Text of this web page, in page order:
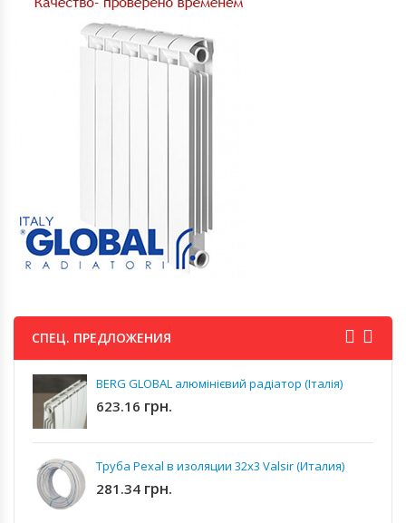
СПЕЦ. ПРЕДЛОЖЕНИЯ
BERG GLOBAL алюмінієвий радіатор (Італія)
623.16 грн.
Труба Pexal в изоляции 32x3 Valsir (Италия)
281.34 грн.